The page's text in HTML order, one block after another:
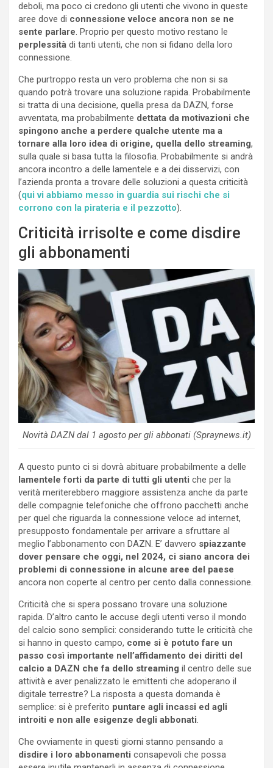
deboli, ma poco ci credono gli utenti che vivono in queste
aree dove di connessione veloce ancora non se ne
sente parlare. Proprio per questo motivo restano le
perplessità di tanti utenti, che non si fidano della loro
connessione.
Che purtroppo resta un vero problema che non si sa
quando potrà trovare una soluzione rapida. Probabilmente
si tratta di una decisione, quella presa da DAZN, forse
avventata, ma probabilmente dettata da motivazioni che
spingono anche a perdere qualche utente ma a
tornare alla loro idea di origine, quella dello streaming,
sulla quale si basa tutta la filosofia. Probabilmente si andrà
ancora incontro a delle lamentele e a dei disservizi, con
l’azienda pronta a trovare delle soluzioni a questa criticità
(qui vi abbiamo messo in guardia sui rischi che si
corrono con la pirateria e il pezzotto).
Criticità irrisolte e come disdire
gli abbonamenti
Novità DAZN dal 1 agosto per gli abbonati (Spraynews.it)
A questo punto ci si dovrà abituare probabilmente a delle
lamentele forti da parte di tutti gli utenti che per la
verità meriterebbero maggiore assistenza anche da parte
delle compagnie telefoniche che offrono pacchetti anche
per quel che riguarda la connessione veloce ad internet,
presupposto fondamentale per arrivare a sfruttare al
meglio l’abbonamento con DAZN. E’ davvero spiazzante
dover pensare che oggi, nel 2024, ci siano ancora dei
problemi di connessione in alcune aree del paese
ancora non coperte al centro per cento dalla connessione.
Criticità che si spera possano trovare una soluzione
rapida. D’altro canto le accuse degli utenti verso il mondo
del calcio sono semplici: considerando tutte le criticità che
si hanno in questo campo, come si è potuto fare un
passo così importante nell’affidamento dei diritti del
calcio a DAZN che fa dello streaming il centro delle sue
attività e aver penalizzato le emittenti che adoperano il
digitale terrestre? La risposta a questa domanda è
semplice: si è preferito puntare agli incassi ed agli
introiti e non alle esigenze degli abbonati.
Che ovviamente in questi giorni stanno pensando a
disdire i loro abbonamenti consapevoli che possa